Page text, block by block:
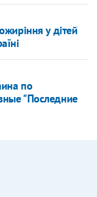
у дітей
по
"Последние